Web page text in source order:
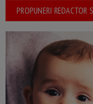
PROPUNERI REDACTOR